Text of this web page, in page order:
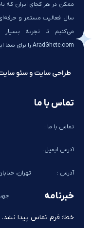
سال فعالیت مستمر و حرفه‌ای
می‌کنیم تا تجربه بسیار
AradGhete.com را برای شما ایجاد کنیم.
تماس با ما
تماس با ما :
آدرس ایمیل:
آدرس : تهران،
خبرنامه
خطا: فرم تماس پیدا نشد.
طراحی سایت و سئو سایت